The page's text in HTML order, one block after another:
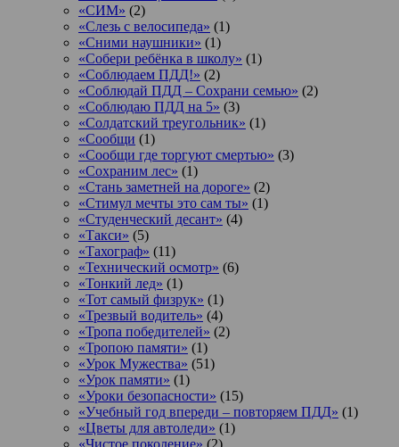
«СИМ» (2)
«Слезь с велосипеда» (1)
«Сними наушники» (1)
«Собери ребёнка в школу» (1)
«Соблюдаем ПДД!» (2)
«Соблюдай ПДД – Сохрани семью» (2)
«Соблюдаю ПДД на 5» (3)
«Солдатский треугольник» (1)
«Сообщи (1)
«Сообщи где торгуют смертью» (3)
«Сохраним лес» (1)
«Стань заметней на дороге» (2)
«Стимул мечты это сам ты» (1)
«Студенческий десант» (4)
«Такси» (5)
«Тахограф» (11)
«Технический осмотр» (6)
«Тонкий лед» (1)
«Тот самый физрук» (1)
«Трезвый водитель» (4)
«Тропа победителей» (2)
«Тропою памяти» (1)
«Урок Мужества» (51)
«Урок памяти» (1)
«Уроки безопасности» (15)
«Учебный год впереди – повторяем ПДД» (1)
«Цветы для автоледи» (1)